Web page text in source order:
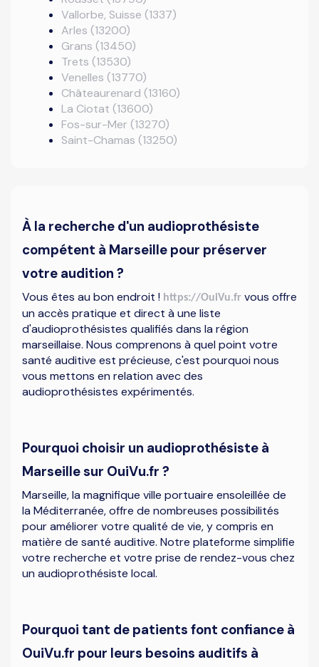
Vallorbe, Suisse (1337)
Arles (13200)
Grans (13450)
Trets (13530)
Venelles (13770)
Châteaurenard (13160)
La Ciotat (13600)
Fos-sur-Mer (13270)
Saint-Chamas (13250)
À la recherche d'un audioprothésiste
compétent à Marseille pour préserver
votre audition ?
Vous êtes au bon endroit ! https://OuiVu.fr vous offre
un accès pratique et direct à une liste
d'audioprothésistes qualifiés dans la région
marseillaise. Nous comprenons à quel point votre
santé auditive est précieuse, c'est pourquoi nous
vous mettons en relation avec des
audioprothésistes expérimentés.
Pourquoi choisir un audioprothésiste à
Marseille sur OuiVu.fr ?
Marseille, la magnifique ville portuaire ensoleillée de
la Méditerranée, offre de nombreuses possibilités
pour améliorer votre qualité de vie, y compris en
matière de santé auditive. Notre plateforme simplifie
votre recherche et votre prise de rendez-vous chez
un audioprothésiste local.
Pourquoi tant de patients font confiance à
OuiVu.fr pour leurs besoins auditifs à